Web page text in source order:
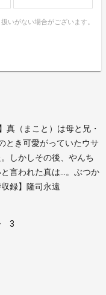
いがない場合がございます。
真（まこと）は母と兄・
とき可愛がっていたウサ
しかしその後、やんち
言われた真は…。ぶつか
録】隆司永遠
3